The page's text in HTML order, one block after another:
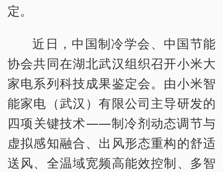
定。
近日，中国制冷学会、中国节能
协会共同在湖北武汉组织召开小米大
家电系列科技成果鉴定会。由小米智
能家电（武汉）有限公司主导研发的
四项关键技术——制冷剂动态调节与
虚拟感知融合、出风形态重构的舒适
送风、全温域宽频高能效控制、多智